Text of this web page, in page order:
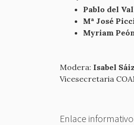
Pablo del
Mª José
Myriam
Modera: Isabel
Vicesecretaria
Enlace informativo